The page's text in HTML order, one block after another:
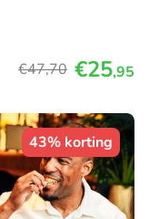
€47,70 €25,95
43% korting